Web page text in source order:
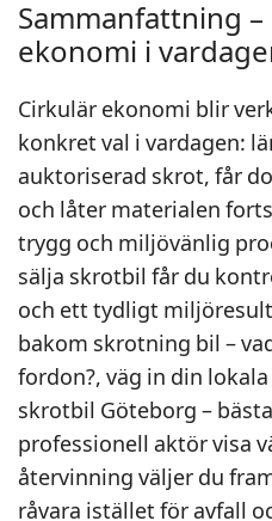
Sammanfattning
ekonomi i
Cirkulär ekonomi blir
konkret val i vardagen:
auktoriserad skrot, får
och låter materialen
trygg och miljövänlig
sälja skrotbil får du
och ett tydligt
bakom skrotning bil –
fordon?, väg in din
skrotbil Göteborg –
professionell aktör visa
återvinning väljer du
råvara istället för avfall